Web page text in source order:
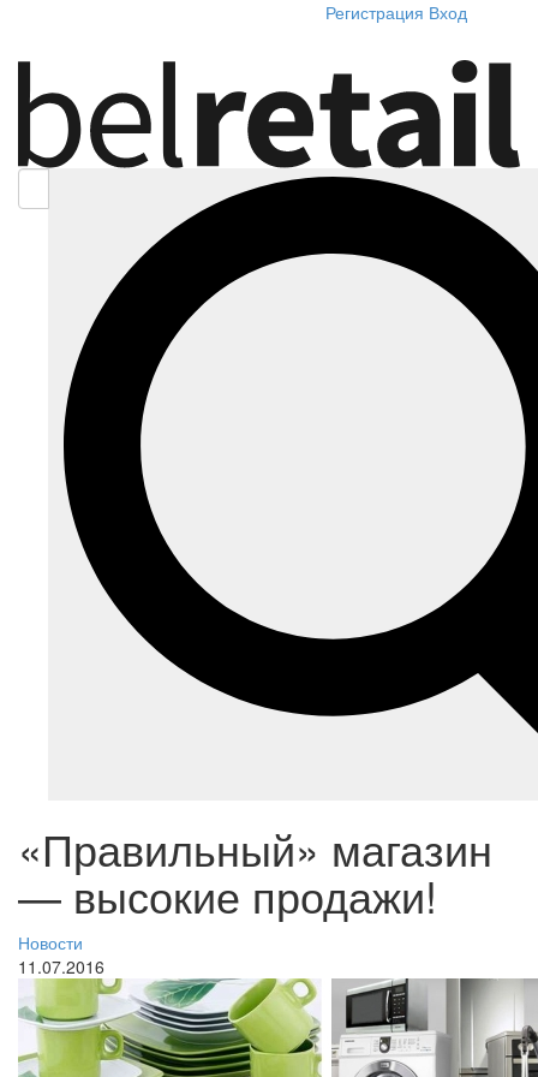
Регистрация Вход
«Правильный» магазин
— высокие продажи!
Новости
11.07.2016